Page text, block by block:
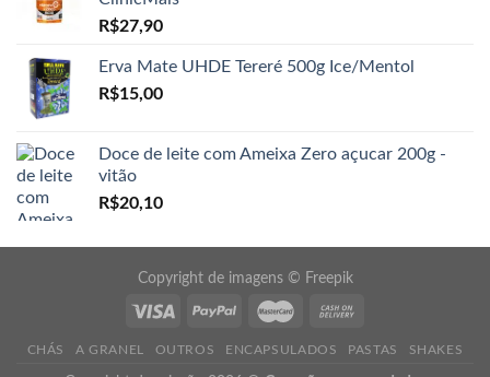
R$27,90
Erva Mate UHDE Tereré 500g Ice/Mentol
R$15,00
Doce de leite com Ameixa Zero açucar 200g -
vitão
R$20,10
Copyright de imagens © Freepik
CHÁS A GRANEL OUTROS ENCAPSULADOS PASTAS SHAKES